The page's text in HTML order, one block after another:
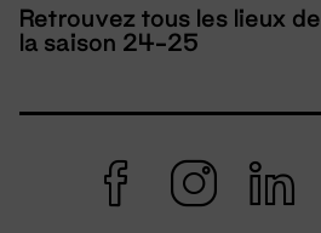
Retrouvez tous les lieux de
la saison 24-25